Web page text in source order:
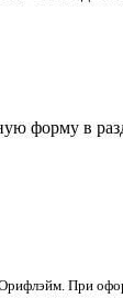
форму в
При